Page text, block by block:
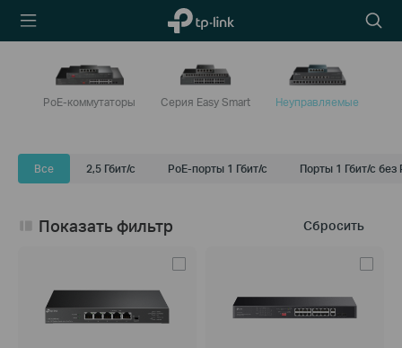
TP-Link,
Reliably
icon
PoE-коммутаторы Серия Easy Smart Неуправляемые
Все 2,5 Гбит/с PoE-порты 1 Гбит/с Порты 1 Гбит/с без
Сбросить
Показать фильтр